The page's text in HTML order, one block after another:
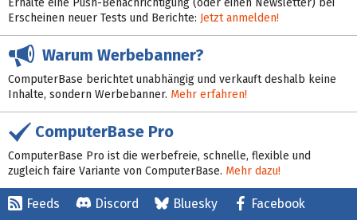
Erhalte eine Push-Benachrichtigung (oder einen Newsletter) bei
Erscheinen neuer Tests und Berichte: Jetzt anmelden!
Warum Werbebanner?
ComputerBase berichtet unabhängig und verkauft deshalb keine
Inhalte, sondern Werbebanner. Mehr erfahren!
ComputerBase Pro
ComputerBase Pro ist die werbefreie, schnelle, flexible und
zugleich faire Variante von ComputerBase. Mehr dazu!
Feeds Discord Bluesky Facebook